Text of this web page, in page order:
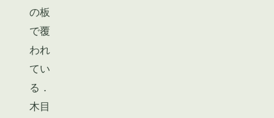
の板
で覆
われ
てい
る．
木目